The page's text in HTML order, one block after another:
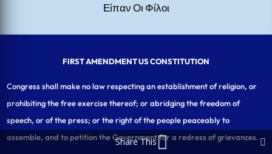
Είπαν Οι Φίλοι
FIRST AMENDMENT US CONSTITUTION
Congress shall make no law respecting an establishment of religion, or
prohibiting the free exercise thereof; or abridging the freedom of
speech, or of the press; or the right of the people peaceably to
assemble, and to petition the Government for a redress of grievances.
Share This